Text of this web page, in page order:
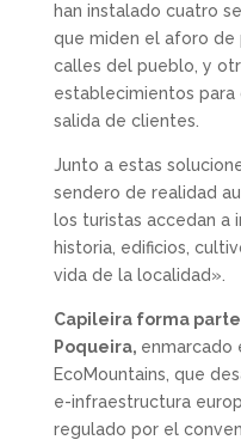
han instalado cuatro
que miden el aforo de
calles del pueblo, y
establecimientos
salida de clientes.
Junto a estas
sendero de realidad
los turistas accedan a
historia, edificios,
vida de la localidad».
Capileira forma
Poqueira, enmarcado
EcoMountains, que
e-infraestructura
regulado por el